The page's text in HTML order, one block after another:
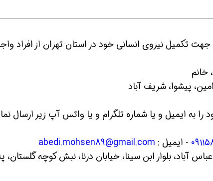
تکمیل نیروی انسانی خود در استان تهران از افراد
پیشوا، شریف آباد
به ایمیل و یا شماره تلگرام و یا واتس آپ زیر ارسال
- ایمیل : abedi.mohsen89@gmail.com
صنعتی عباس آباد، بلوار ابن سینا، خیابان درنا، نبش کوچه گلستان،